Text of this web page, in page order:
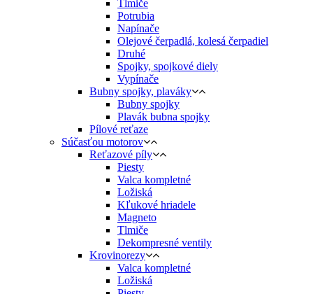
Tlmiče
Potrubia
Napínače
Olejové čerpadlá, kolesá čerpadiel
Druhé
Spojky, spojkové diely
Vypínače
Bubny spojky, plaváky
Bubny spojky
Plavák bubna spojky
Pílové reťaze
Súčasťou motorov
Reťazové píly
Piesty
Valca kompletné
Ložiská
Kľukové hriadele
Magneto
Tlmiče
Dekompresné ventily
Krovinorezy
Valca kompletné
Ložiská